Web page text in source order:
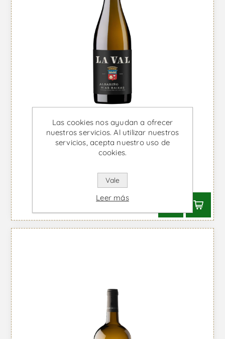
Desde €14,20 IVA incl.
Las cookies nos ayudan a ofrecer
nuestros servicios. Al utilizar nuestros
servicios, acepta nuestro uso de
cookies.
Vale
Leer más